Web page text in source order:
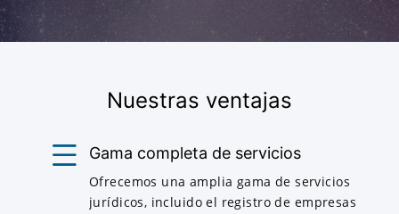
Nuestras ventajas
Gama completa de servicios
Ofrecemos una amplia gama de servicios
jurídicos, incluido el registro de empresas